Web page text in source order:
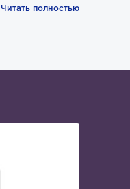
Читать полностью